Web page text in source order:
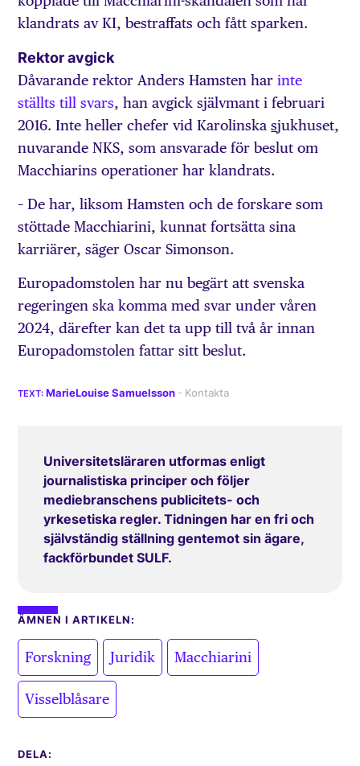
klandrats av KI, bestraffats och fått sparken.
Rektor avgick
Dåvarande rektor Anders Hamsten harinte
ställts till svars, han avgick självmant i februari
2016. Inte heller chefer vid Karolinskasjukhuset,
nuvarande NKS, som ansvarade för beslut om
Macchiarins operationer har klandrats.
– De har, liksom Hamsten och de forskare som
stöttade Macchiarini, kunnat fortsätta sina
karriärer, säger Oscar Simonson.
Europadomstolen har nu begärt att svenska
regeringen ska komma med svar under våren
2024, därefter kan det ta upp till två år innan
Europadomstolen fattar sitt beslut.
MarieLouise Samuelsson
Universitetsläraren utformas enligt
journalistiska principer och följer
mediebranschens publicitets- och
yrkesetiska regler. Tidningen har en fri och
självständig ställning gentemot sin ägare,
fackförbundet SULF.
ÄMNEN I ARTIKELN:
Forskning Juridik Macchiarini
Visselblåsare
DELA: